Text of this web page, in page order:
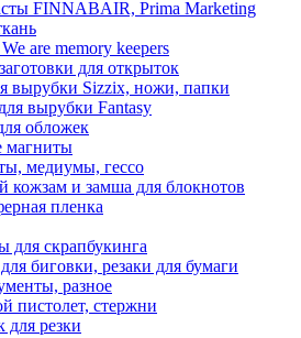
FINNABAIR, Prima Marketing
are memory keepers
для открыток
вырубки Sizzix, ножи, папки
вырубки Fantasy
обложек
магниты
медиумы, гессо
кожзам и замша для блокнотов
пленка
для скрапбукинга
биговки, резаки для бумаги
разное
пистолет, стержни
для резки